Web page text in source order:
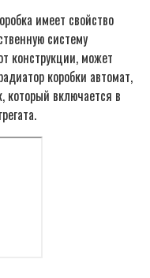
имеет свойство
систему
конструкции, может
коробки автомат,
который включается в